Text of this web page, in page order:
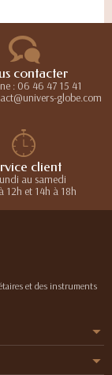
contacter
: 06 46 47 15 41
globe.com
client
au samedi
12h et 14h à 18h
et des instruments